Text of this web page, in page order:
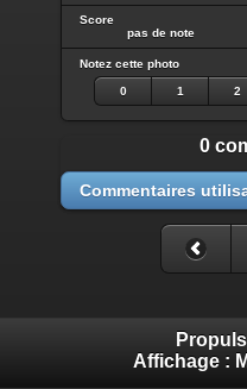
Score
pas de note
Notez cette photo
0 1 2
0
Commentaires
Affichage :